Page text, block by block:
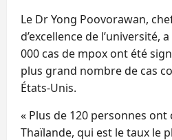
Le Dr Yong Poovorawan,
d’excellence de l’université,
000 cas de mpox ont été
plus grand nombre de cas
États-Unis.
« Plus de 120 personnes
Thaïlande, qui est le taux le